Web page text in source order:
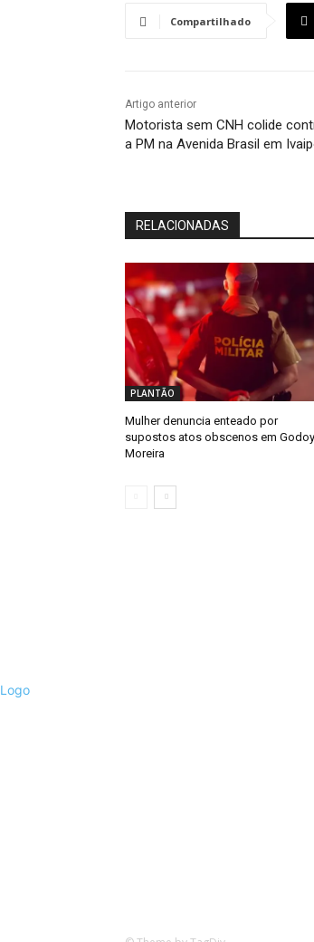
Compartilhado
Artigo anterior
Motorista sem CNH colide
a PM na Avenida Brasil em
RELACIONADAS
PLANTÃO
Mulher denuncia enteado por
supostos atos obscenos em Godoy
Moreira